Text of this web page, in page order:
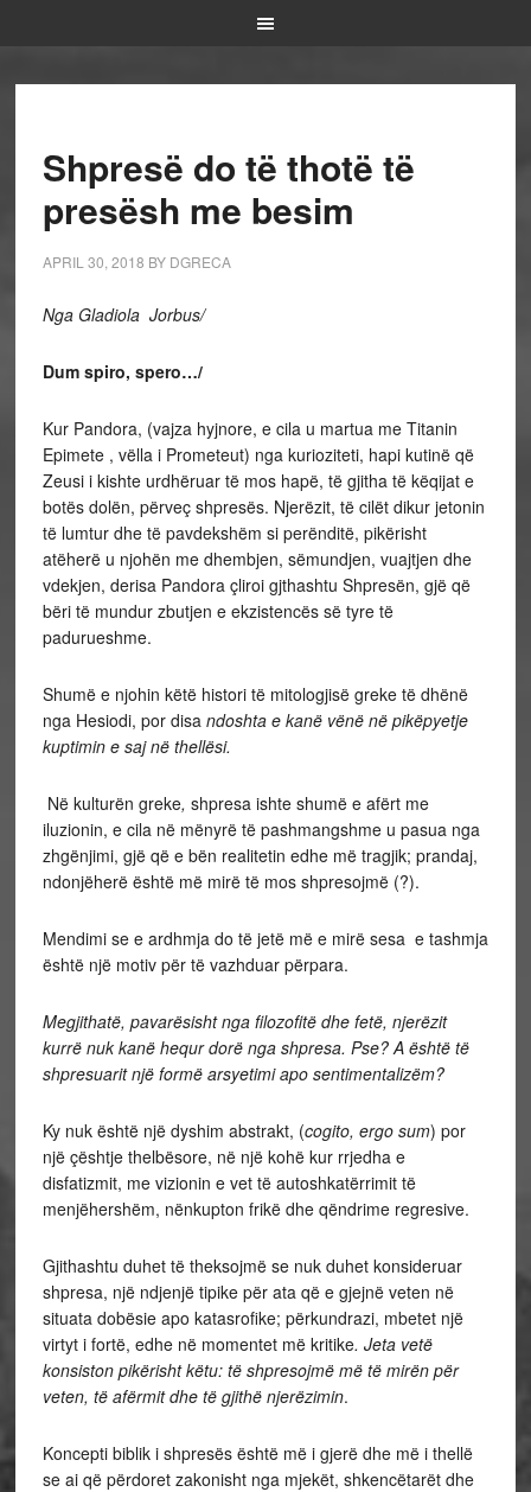
Shpresë do të thotë të
presësh me besim
APRIL 30, 2018 BY DGRECA
Nga Gladiola Jorbus/
Dum spiro, spero…/
Kur Pandora, (vajza hyjnore, e cila u martua me Titanin
Epimete , vëlla i Prometeut) nga kurioziteti, hapi kutinë që
Zeusi i kishte urdhëruar të mos hapë, të gjitha të këqijat e
botës dolën, përveç shpresës. Njerëzit, të cilët dikur jetonin
të lumtur dhe të pavdekshëm si perënditë, pikërisht
atëherë u njohën me dhembjen, sëmundjen, vuajtjen dhe
vdekjen, derisa Pandora çliroi gjthashtu Shpresën, gjë që
bëri të mundur zbutjen e ekzistencës së tyre të
padurueshme.
Shumë e njohin këtë histori të mitologjisë greke të dhënë
nga Hesiodi, por disa ndoshta e kanë vënë në pikëpyetje
kuptimin e saj në thellësi.
Në kulturën greke, shpresa ishte shumë e afërt me
iluzionin, e cila në mënyrë të pashmangshme u pasua nga
zhgënjimi, gjë që e bën realitetin edhe më tragjik; prandaj,
ndonjëherë është më mirë të mos shpresojmë (?).
Mendimi se e ardhmja do të jetë më e mirë sesa e tashmja
është një motiv për të vazhduar përpara.
Megjithatë, pavarësisht nga filozofitë dhe fetë, njerëzit
kurrë nuk kanë hequr dorë nga shpresa. Pse? A është të
shpresuarit një formë arsyetimi apo sentimentalizëm?
Ky nuk është një dyshim abstrakt, (cogito, ergo sum) por
një çështje thelbësore, në një kohë kur rrjedha e
disfatizmit, me vizionin e vet të autoshkatërrimit të
menjëhershëm, nënkupton frikë dhe qëndrime regresive.
Gjithashtu duhet të theksojmë se nuk duhet konsideruar
shpresa, një ndjenjë tipike për ata që e gjejnë veten në
situata dobësie apo katasrofike; përkundrazi, mbetet një
virtyt i fortë, edhe në momentet më kritike. Jeta vetë
konsiston pikërisht këtu: të shpresojmë më të mirën për
veten, të afërmit dhe të gjithë njerëzimin.
Koncepti biblik i shpresës është më i gjerë dhe më i thellë
se ai që përdoret zakonisht nga mjekët, shkencëtarët dhe